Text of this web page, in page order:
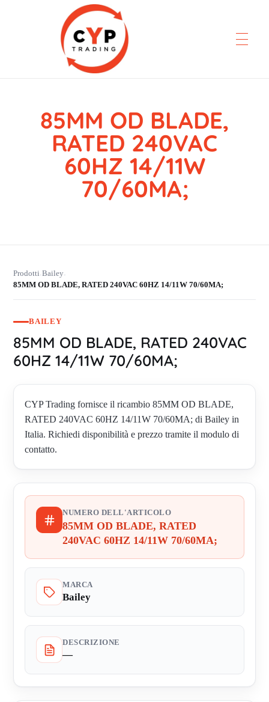
CYP Trading
Professionelle Ersatzteilbeschaffung
85MM OD BLADE,
RATED 240VAC
60HZ 14/11W
70/60MA;
Prodotti›Bailey›
85MM OD BLADE, RATED 240VAC 60HZ 14/11W 70/60MA;
BAILEY
85MM OD BLADE, RATED 240VAC
60HZ 14/11W 70/60MA;
CYP Trading fornisce il ricambio 85MM OD BLADE,
RATED 240VAC 60HZ 14/11W 70/60MA; di Bailey in
Italia. Richiedi disponibilità e prezzo tramite il modulo di
contatto.
NUMERO DELL'ARTICOLO
85MM OD BLADE, RATED
240VAC 60HZ 14/11W 70/60MA;
MARCA
Bailey
DESCRIZIONE
—